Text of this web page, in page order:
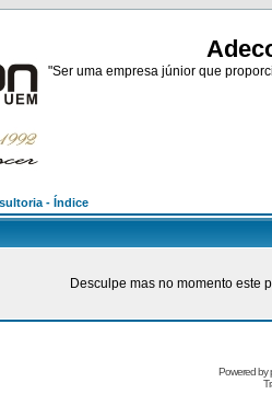
"Ser uma empresa júnior que
- Índice
Desculpe mas no momento este
Powered by